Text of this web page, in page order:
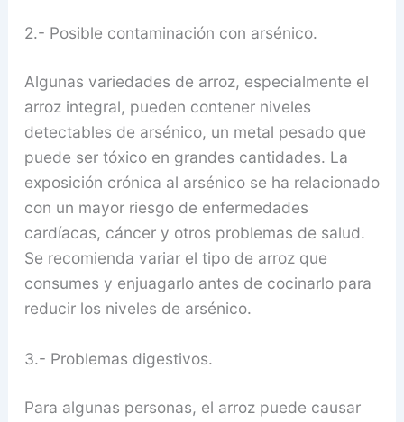
2.- Posible contaminación con arsénico.
Algunas variedades de arroz, especialmente el
arroz integral, pueden contener niveles
detectables de arsénico, un metal pesado que
puede ser tóxico en grandes cantidades. La
exposición crónica al arsénico se ha relacionado
con un mayor riesgo de enfermedades
cardíacas, cáncer y otros problemas de salud.
Se recomienda variar el tipo de arroz que
consumes y enjuagarlo antes de cocinarlo para
reducir los niveles de arsénico.
3.- Problemas digestivos.
Para algunas personas, el arroz puede causar